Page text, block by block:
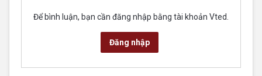
Để bình luận, bạn cần đăng nhập bằng tài khoản Vted.
Đăng nhập